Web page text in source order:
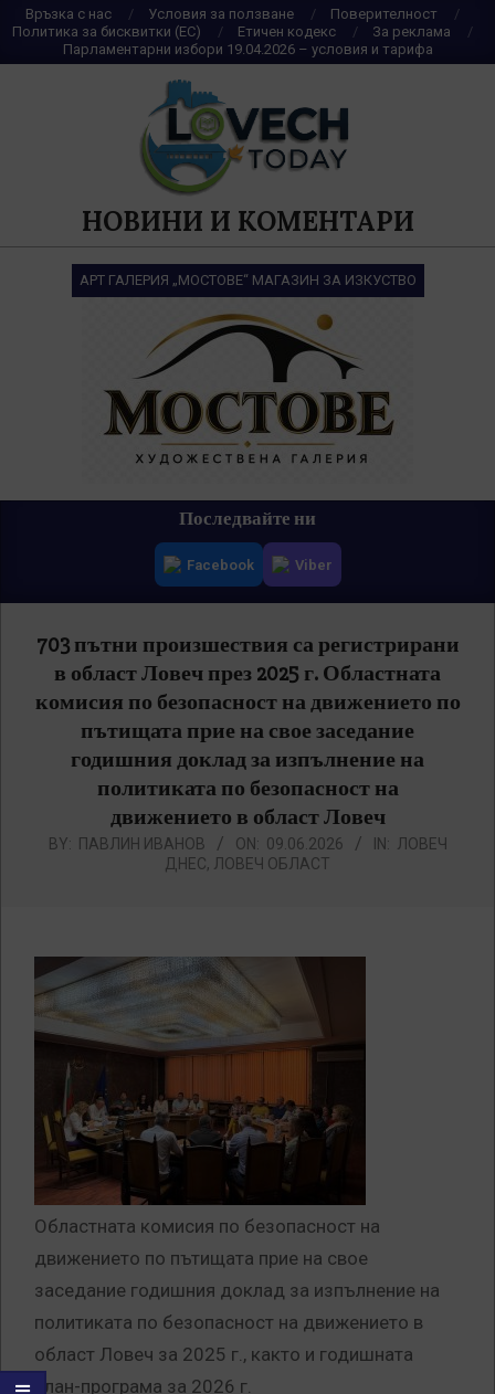
Skip
to
content
Връзка с нас Условия за ползване
Поверителност
Политика за бисквитки (ЕС)
Етичен кодекс
За реклама
Парламентарни избори 19.04.2026 – условия и тарифа
НОВИНИ И КОМЕНТАРИ
АРТ ГАЛЕРИЯ „МОСТОВЕ“ МАГАЗИН ЗА ИЗКУСТВО
Последвайте ни
Facebook Viber
703 пътни произшествия са регистрирани
в област Ловеч през 2025 г. Областната
комисия по безопасност на движението по
пътищата прие на свое заседание
годишния доклад за изпълнение на
политиката по безопасност на
движението в област Ловеч
BY: ПАВЛИН ИВАНОВ ON: 09.06.2026 IN: ЛОВЕЧ
ДНЕС, ЛОВЕЧ ОБЛАСТ
Областната комисия по безопасност на
движението по пътищата прие на свое
заседание годишния доклад за изпълнение на
политиката по безопасност на движението в
област Ловеч за 2025 г., както и годишната
план-програма за 2026 г.